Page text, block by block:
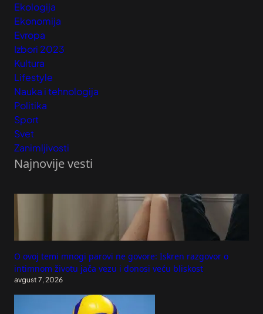
Ekologija
Ekonomija
Evropa
Izbori 2023
Kultura
Lifestyle
Nauka i tehnologija
Politika
Sport
Svet
Zanimljivosti
Najnovije vesti
O ovoj temi mnogi parovi ne govore: Iskren razgovor o
intimnom životu jača vezu i donosi veću bliskost
avgust 7, 2026